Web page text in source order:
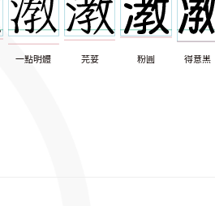
一點明體 芫荽 粉圓 得意黑